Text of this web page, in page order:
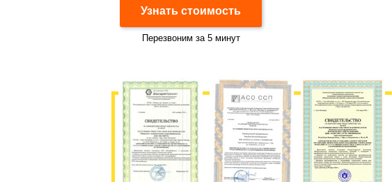
Узнать стоимость
Перезвоним за 5 минут